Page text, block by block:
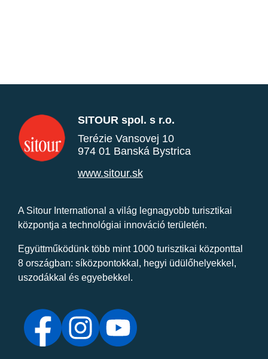
SITOUR spol. s r.o.
Terézie Vansovej 10
974 01 Banská Bystrica
www.sitour.sk
A Sitour International a világ legnagyobb turisztikai
központja a technológiai innováció területén.
Együttműködünk több mint 1000 turisztikai központtal
8 országban: síközpontokkal, hegyi üdülőhelyekkel,
uszodákkal és egyebekkel.